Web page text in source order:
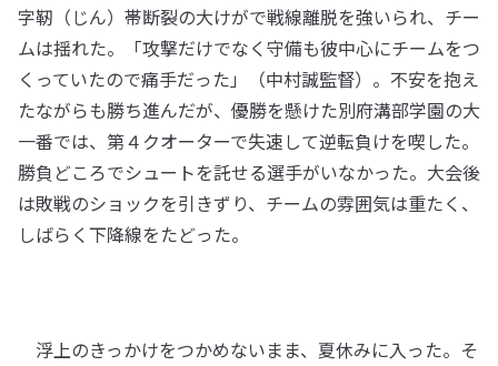
字靭（じん）帯断裂の大けがで戦線離脱を強いられ、チー
ムは揺れた。「攻撃だけでなく守備も彼中心にチームをつ
くっていたので痛手だった」（中村誠監督）。不安を抱え
たながらも勝ち進んだが、優勝を懸けた別府溝部学園の大
一番では、第４クオーターで失速して逆転負けを喫した。
勝負どころでシュートを託せる選手がいなかった。大会後
は敗戦のショックを引きずり、チームの雰囲気は重たく、
しばらく下降線をたどった。
浮上のきっかけをつかめないまま、夏休みに入った。そ